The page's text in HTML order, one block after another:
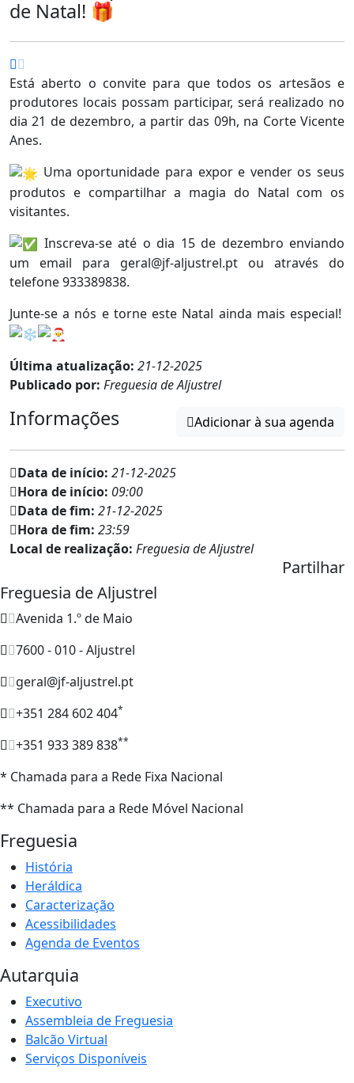
de Natal! 🎁
Está aberto o convite para que todos os artesãos e
produtores locais possam participar, será realizado no
dia 21 de dezembro, a partir das 09h, na Corte Vicente
Anes.
Uma oportunidade para expor e vender os seus
produtos e compartilhar a magia do Natal com os
visitantes.
Inscreva-se até o dia 15 de dezembro enviando
um email para geral@jf-aljustrel.pt ou através do
telefone 933389838.
Junte-se a nós e torne este Natal ainda mais especial!
Última atualização: 21-12-2025
Publicado por: Freguesia de Aljustrel
Informações Adicionar à sua agenda
Data de início: 21-12-2025
Hora de início: 09:00
Data de fim: 21-12-2025
Hora de fim: 23:59
Local de realização: Freguesia de Aljustrel
Partilhar
Freguesia de Aljustrel
Avenida 1.º de Maio
7600 - 010 - Aljustrel
geral@jf-aljustrel.pt
+351 284 602 404*
+351 933 389 838**
* Chamada para a Rede Fixa Nacional
** Chamada para a Rede Móvel Nacional
Freguesia
História
Heráldica
Caracterização
Acessibilidades
Agenda de Eventos
Autarquia
Executivo
Assembleia de Freguesia
Balcão Virtual
Serviços Disponíveis